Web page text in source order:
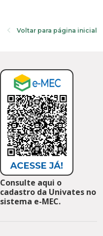
Voltar para página inicial
Consulte aqui o
cadastro da Univates no
sistema e-MEC.